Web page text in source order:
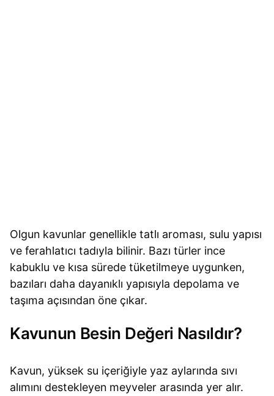
Olgun kavunlar genellikle tatlı aroması, sulu yapısı
ve ferahlatıcı tadıyla bilinir. Bazı türler ince
kabuklu ve kısa sürede tüketilmeye uygunken,
bazıları daha dayanıklı yapısıyla depolama ve
taşıma açısından öne çıkar.
Kavunun Besin Değeri Nasıldır?
Kavun, yüksek su içeriğiyle yaz aylarında sıvı
alımını destekleyen meyveler arasında yer alır.